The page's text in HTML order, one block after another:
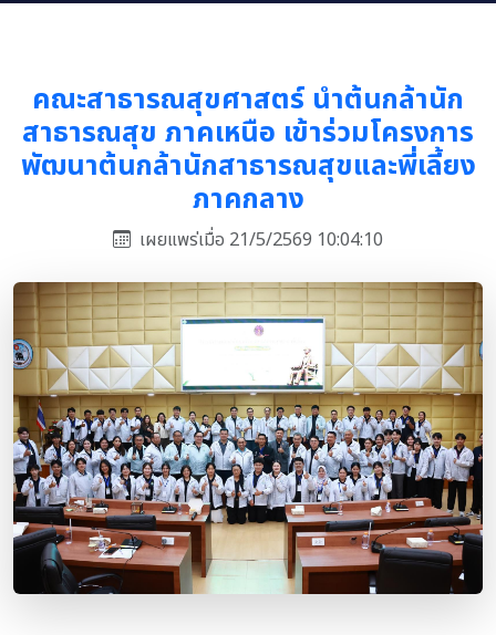
คณะสาธารณสุขศาสตร์ นำต้นกล้านัก
สาธารณสุข ภาคเหนือ เข้าร่วมโครงการ
พัฒนาต้นกล้านักสาธารณสุขและพี่เลี้ยง
ภาคกลาง
เผยแพร่เมื่อ 21/5/2569 10:04:10